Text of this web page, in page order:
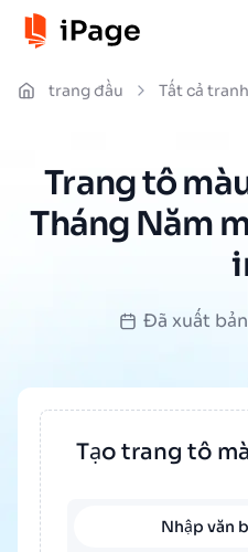
trang đầu Tất cả
Trang tô
Tháng Năm
Đã xuất
Tạo trang tô
Nhập văn